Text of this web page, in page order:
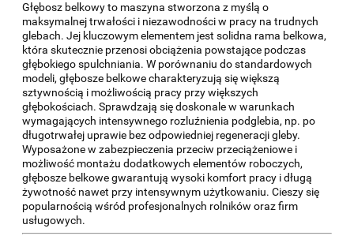
Głębosz belkowy to maszyna stworzona z myślą o
maksymalnej trwałości i niezawodności w pracy na trudnych
glebach. Jej kluczowym elementem jest solidna rama belkowa,
która skutecznie przenosi obciążenia powstające podczas
głębokiego spulchniania. W porównaniu do standardowych
modeli, głębosze belkowe charakteryzują się większą
sztywnością i możliwością pracy przy większych
głębokościach. Sprawdzają się doskonale w warunkach
wymagających intensywnego rozluźnienia podglebia, np. po
długotrwałej uprawie bez odpowiedniej regeneracji gleby.
Wyposażone w zabezpieczenia przeciw przeciążeniowe i
możliwość montażu dodatkowych elementów roboczych,
głębosze belkowe gwarantują wysoki komfort pracy i długą
żywotność nawet przy intensywnym użytkowaniu. Cieszy się
popularnością wśród profesjonalnych rolników oraz firm
usługowych.